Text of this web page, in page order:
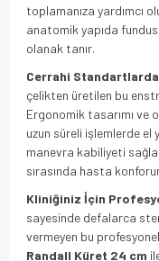
toplamanıza yardımcı
anatomik yapıda
olanak tanır.
Cerrahi
çelikten üretilen bu
Ergonomik tasarımı ve
uzun süreli işlemlerde el
manevra kabiliyeti
sırasında hasta
Kliniğiniz İçin
sayesinde defalarca
vermeyen bu
Randall Küret 24 cm